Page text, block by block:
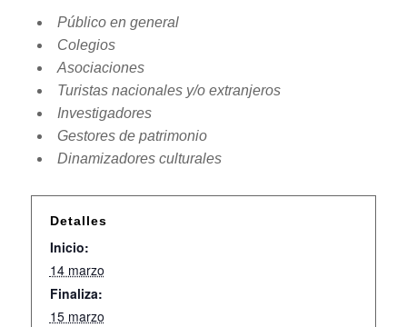
Público en general
Colegios
Asociaciones
Turistas nacionales y/o extranjeros
Investigadores
Gestores de patrimonio
Dinamizadores culturales
Detalles
Inicio:
14 marzo
Finaliza:
15 marzo